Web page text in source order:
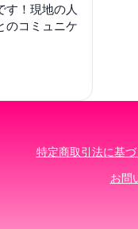
す！現地の人
のコミュニケ
特定商取引法に基
お問